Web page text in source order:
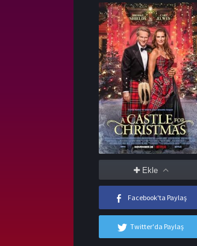
Ekle
Facebook'ta Paylaş
Twitter'da Paylaş